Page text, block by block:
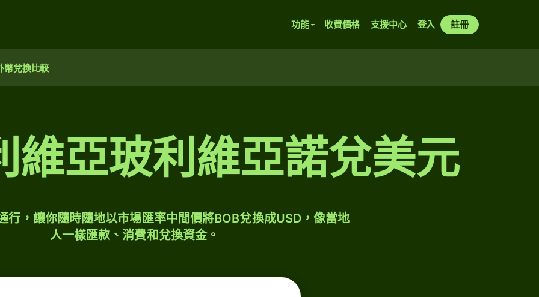
功能 收費價格 支援中心 登入 註冊
幣兌換比較
維亞玻利維亞諾兌美元
行，讓你隨時隨地以市場匯率中間價將BOB兌換成USD，像當地
人一樣匯款、消費和兌換資金。